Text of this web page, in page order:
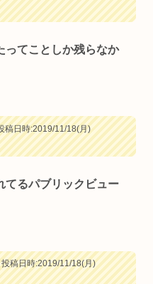
ってことしか残らなか
稿日時:2019/11/18(月)
てるパブリックビュー
投稿日時:2019/11/18(月)